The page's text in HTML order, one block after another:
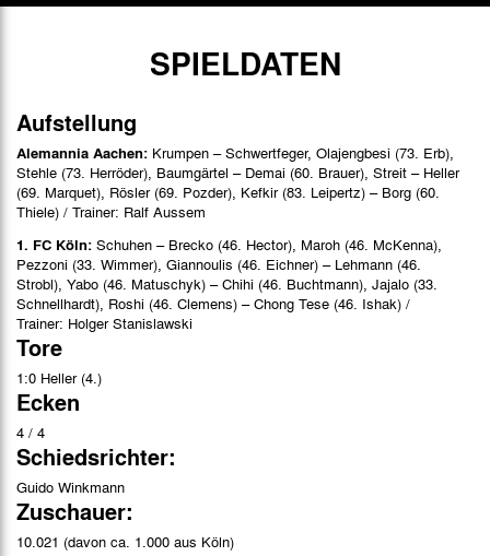
Stimmen
SPIELDATEN
Aufstellung
Alemannia Aachen: Krumpen – Schwertfeger, Olajengbesi (73. Erb),
Stehle (73. Herröder), Baumgärtel – Demai (60. Brauer), Streit – Heller
(69. Marquet), Rösler (69. Pozder), Kefkir (83. Leipertz) – Borg (60.
Thiele) / Trainer: Ralf Aussem
1. FC Köln: Schuhen – Brecko (46. Hector), Maroh (46. McKenna),
Pezzoni (33. Wimmer), Giannoulis (46. Eichner) – Lehmann (46.
Strobl), Yabo (46. Matuschyk) – Chihi (46. Buchtmann), Jajalo (33.
Schnellhardt), Roshi (46. Clemens) – Chong Tese (46. Ishak) /
Trainer: Holger Stanislawski
Tore
1:0 Heller (4.)
Ecken
4 / 4
Schiedsrichter:
Guido Winkmann
Zuschauer:
10.021 (davon ca. 1.000 aus Köln)